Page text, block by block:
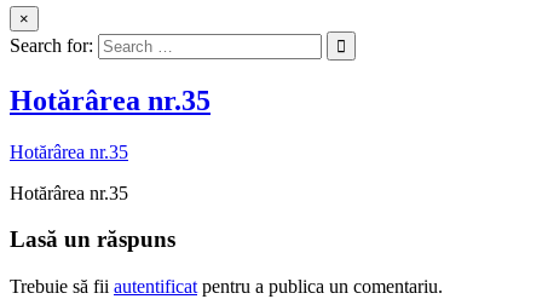
×
Search for:
Hotărârea nr.35
Hotărârea nr.35
Hotărârea nr.35
Lasă un răspuns
Trebuie să fii autentificat pentru a publica un comentariu.